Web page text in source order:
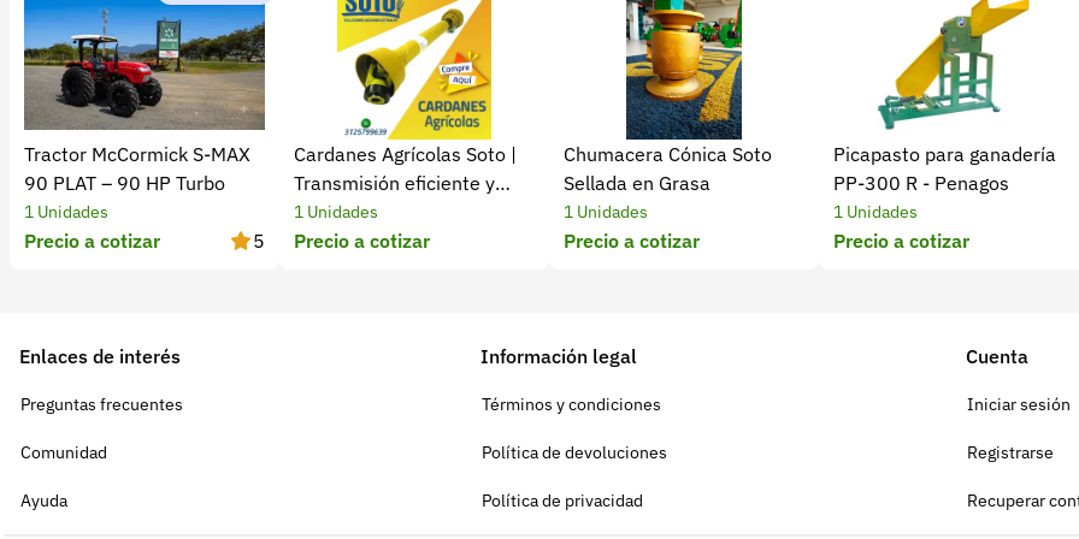
Tractor McCormick S-MAX
90 PLAT – 90 HP Turbo
1 Unidades
Precio a cotizar 5
Cardanes Agrícolas Soto |
Transmisión eficiente y
confiable​
1 Unidades
Precio a cotizar
Chumacera Cónica Soto
Sellada en Grasa
1 Unidades
Precio a cotizar
Picapasto para ganadería
PP-300 R - Penagos
1 Unidades
Precio a cotizar
Enlaces de interés
Preguntas frecuentes
Comunidad
Ayuda
Información legal
Términos y condiciones
Política de devoluciones
Política de privacidad
Cuenta
Iniciar sesión
Registrarse
Recuperar